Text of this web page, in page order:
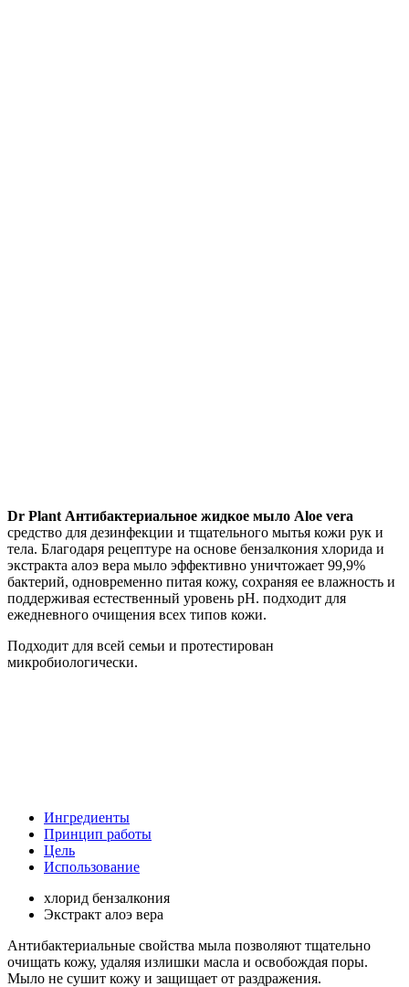
Dr Plant Антибактериальное жидкое мыло Aloe vera
средство для дезинфекции и тщательного мытья кожи рук и
тела. Благодаря рецептуре на основе бензалкония хлорида и
экстракта алоэ вера мыло эффективно уничтожает 99,9%
бактерий, одновременно питая кожу, сохраняя ее влажность и
поддерживая естественный уровень pH. подходит для
ежедневного очищения всех типов кожи.
Подходит для всей семьи и протестирован
микробиологически.
Ингредиенты
Принцип работы
Цель
Использование
хлорид бензалкония
Экстракт алоэ вера
Антибактериальные свойства мыла позволяют тщательно
очищать кожу, удаляя излишки масла и освобождая поры.
Мыло не сушит кожу и защищает от раздражения.